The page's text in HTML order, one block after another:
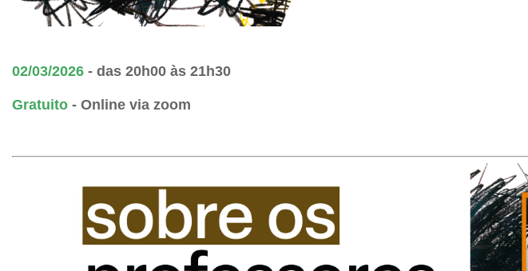
02/03/2026 - das 20h00 às 21h30
Gratuito - Online via zoom